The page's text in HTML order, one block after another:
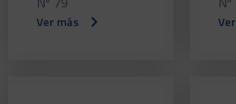
Ver más